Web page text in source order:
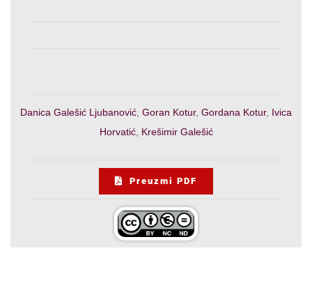
Danica Galešić Ljubanović Goran Kotur, Gordana Kotur, Ivica
Horvatić, Krešimir Galešić
Preuzmi PDF